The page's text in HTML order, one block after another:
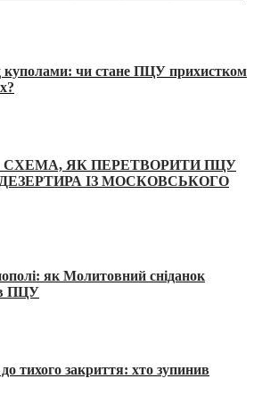
куполами: чи стане ПЦУ прихистком
СХЕМА, ЯК ПЕРЕТВОРИТИ ПЦУ
ІЗ МОСКОВСЬКОГО
як Молитовний сніданок
в ПЦУ
тихого закриття: хто зупинив